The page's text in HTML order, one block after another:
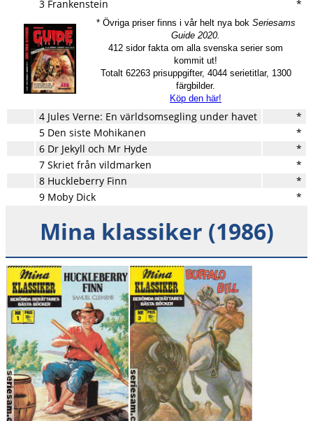
3 Frankenstein
*
* Övriga priser finns i vår helt nya bok Seriesams
Guide 2020.
412 sidor fakta om alla svenska serier som
kommit ut!
Totalt 62263 prisuppgifter, 4044 serietitlar, 1300
färgbilder.
Köp den här!
4 Jules Verne: En världsomsegling under havet
*
5 Den siste Mohikanen
*
6 Dr Jekyll och Mr Hyde
*
7 Skriet från vildmarken
*
8 Huckleberry Finn
*
9 Moby Dick
*
Mina klassiker (1986)